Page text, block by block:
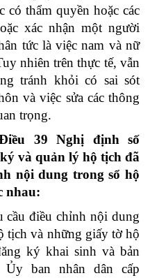
có thẩm quyền hoặc các
xác nhận một người
tức là việc nam và nữ
nhiên trên thực tế, vẫn
tránh khỏi có sai sót
và việc sửa các thông
trọng.
39 Nghị định số
và quản lý hộ tịch đã
nội dung trong sổ hộ
nhau:
điều chỉnh nội dung
tịch và những giấy tờ hộ
ký khai sinh và bản
ban nhân dân cấp